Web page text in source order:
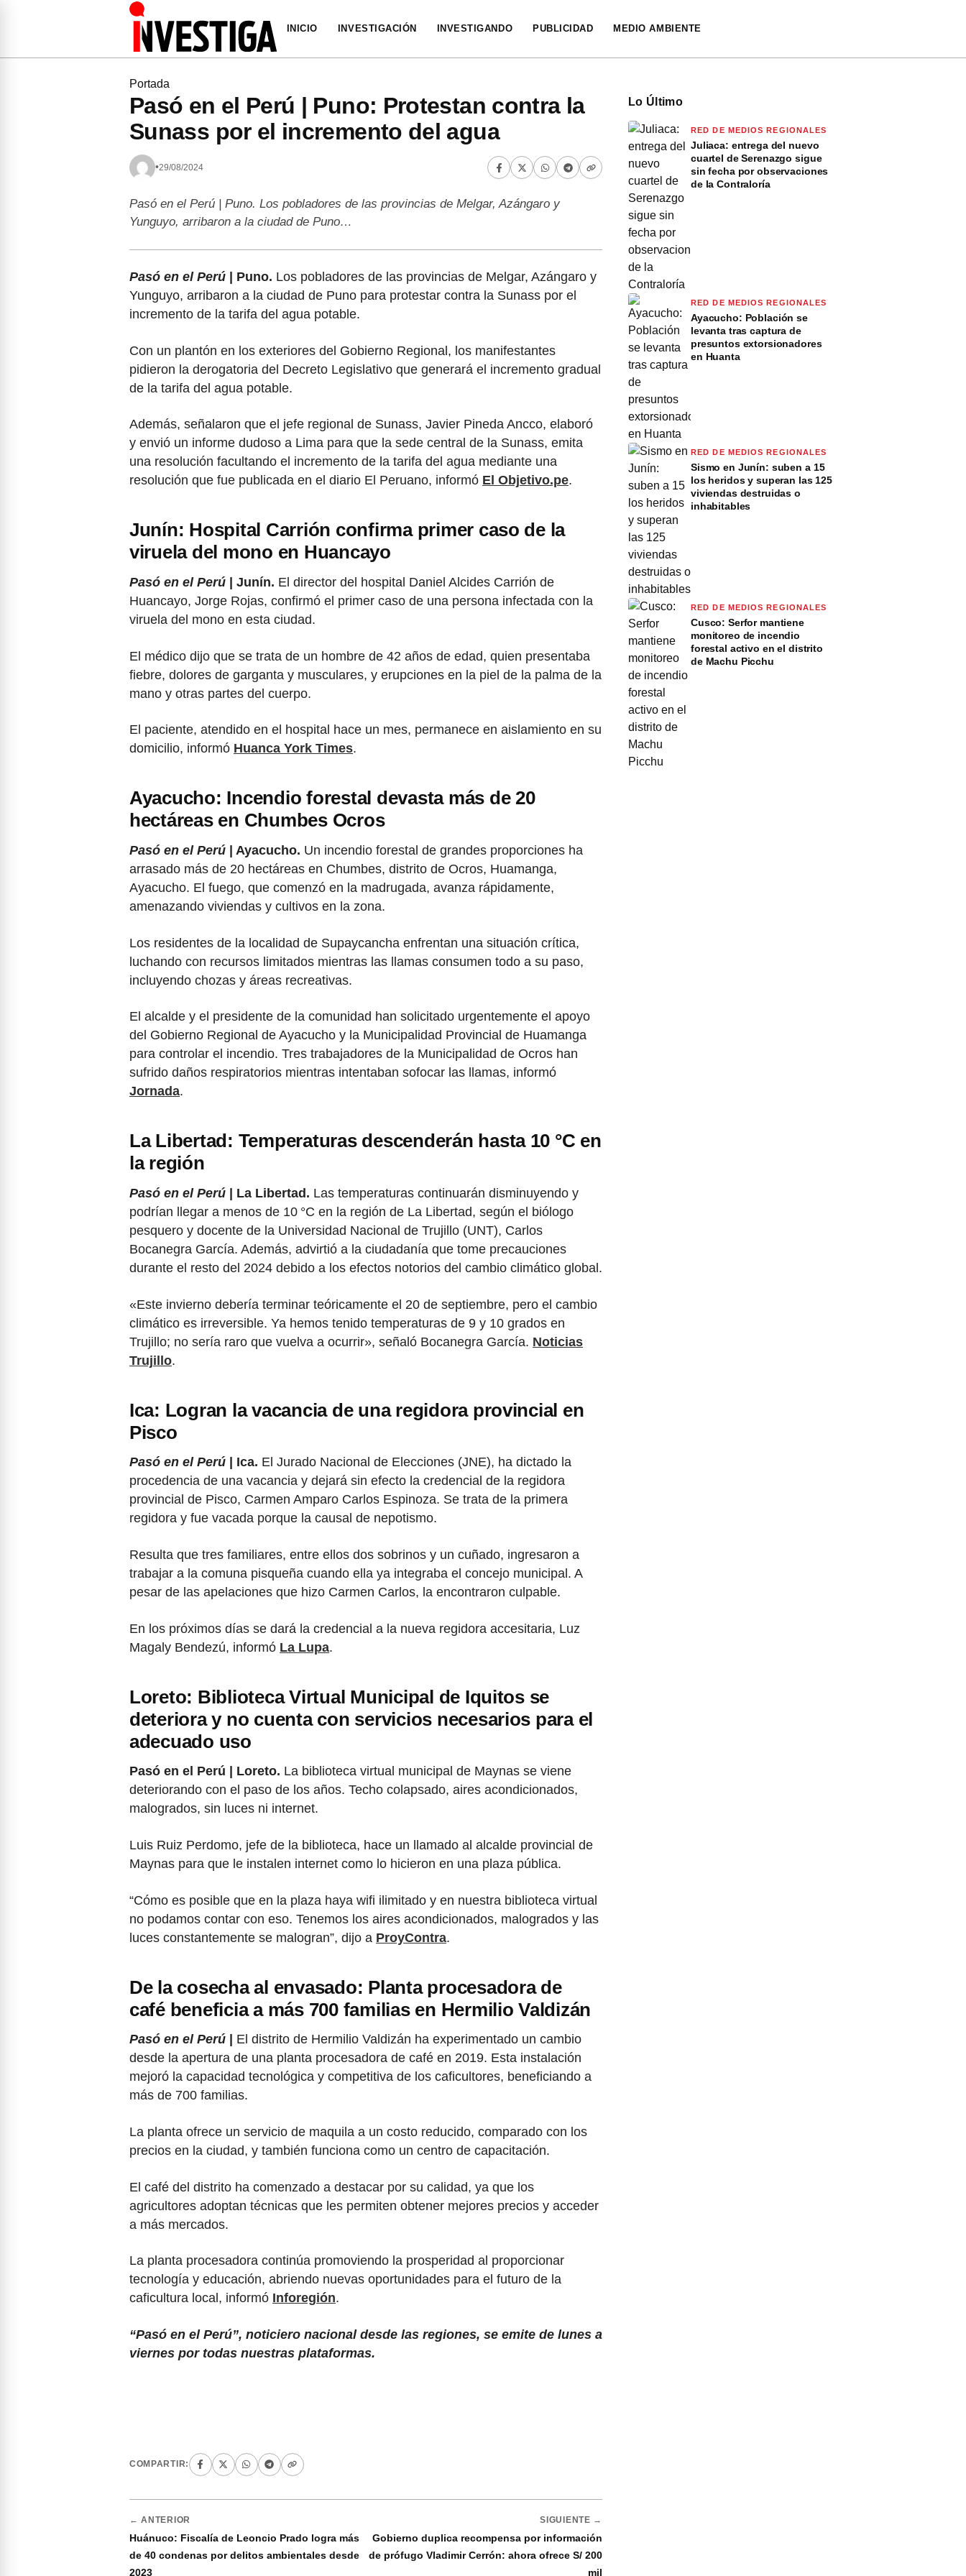
INICIO INVESTIGACIÓN INVESTIGANDO PUBLICIDAD MEDIO AMBIENTE
Portada
Pasó en el Perú | Puno: Protestan contra la
Sunass por el incremento del agua
•29/08/2024
Pasó en el Perú | Puno. Los pobladores de las provincias de Melgar, Azángaro y
Yunguyo, arribaron a la ciudad de Puno…
Pasó en el Perú | Puno. Los pobladores de las provincias de Melgar, Azángaro y
Yunguyo, arribaron a la ciudad de Puno para protestar contra la Sunass por el
incremento de la tarifa del agua potable.
Con un plantón en los exteriores del Gobierno Regional, los manifestantes
pidieron la derogatoria del Decreto Legislativo que generará el incremento gradual
de la tarifa del agua potable.
Además, señalaron que el jefe regional de Sunass, Javier Pineda Ancco, elaboró
y envió un informe dudoso a Lima para que la sede central de la Sunass, emita
una resolución facultando el incremento de la tarifa del agua mediante una
resolución que fue publicada en el diario El Peruano, informó El Objetivo.pe.
Junín: Hospital Carrión confirma primer caso de la
viruela del mono en Huancayo
Pasó en el Perú | Junín. El director del hospital Daniel Alcides Carrión de
Huancayo, Jorge Rojas, confirmó el primer caso de una persona infectada con la
viruela del mono en esta ciudad.
El médico dijo que se trata de un hombre de 42 años de edad, quien presentaba
fiebre, dolores de garganta y musculares, y erupciones en la piel de la palma de la
mano y otras partes del cuerpo.
El paciente, atendido en el hospital hace un mes, permanece en aislamiento en su
domicilio, informó Huanca York Times.
Ayacucho: Incendio forestal devasta más de 20
hectáreas en Chumbes Ocros
Pasó en el Perú | Ayacucho. Un incendio forestal de grandes proporciones ha
arrasado más de 20 hectáreas en Chumbes, distrito de Ocros, Huamanga,
Ayacucho. El fuego, que comenzó en la madrugada, avanza rápidamente,
amenazando viviendas y cultivos en la zona.
Los residentes de la localidad de Supaycancha enfrentan una situación crítica,
luchando con recursos limitados mientras las llamas consumen todo a su paso,
incluyendo chozas y áreas recreativas.
El alcalde y el presidente de la comunidad han solicitado urgentemente el apoyo
del Gobierno Regional de Ayacucho y la Municipalidad Provincial de Huamanga
para controlar el incendio. Tres trabajadores de la Municipalidad de Ocros han
sufrido daños respiratorios mientras intentaban sofocar las llamas, informó
Jornada.
La Libertad: Temperaturas descenderán hasta 10 °C en
la región
Pasó en el Perú | La Libertad. Las temperaturas continuarán disminuyendo y
podrían llegar a menos de 10 °C en la región de La Libertad, según el biólogo
pesquero y docente de la Universidad Nacional de Trujillo (UNT), Carlos
Bocanegra García. Además, advirtió a la ciudadanía que tome precauciones
durante el resto del 2024 debido a los efectos notorios del cambio climático global.
«Este invierno debería terminar teóricamente el 20 de septiembre, pero el cambio
climático es irreversible. Ya hemos tenido temperaturas de 9 y 10 grados en
Trujillo; no sería raro que vuelva a ocurrir», señaló Bocanegra García. Noticias
Trujillo.
Ica: Logran la vacancia de una regidora provincial en
Pisco
Pasó en el Perú | Ica. El Jurado Nacional de Elecciones (JNE), ha dictado la
procedencia de una vacancia y dejará sin efecto la credencial de la regidora
provincial de Pisco, Carmen Amparo Carlos Espinoza. Se trata de la primera
regidora y fue vacada porque la causal de nepotismo.
Resulta que tres familiares, entre ellos dos sobrinos y un cuñado, ingresaron a
trabajar a la comuna pisqueña cuando ella ya integraba el concejo municipal. A
pesar de las apelaciones que hizo Carmen Carlos, la encontraron culpable.
En los próximos días se dará la credencial a la nueva regidora accesitaria, Luz
Magaly Bendezú, informó La Lupa.
Loreto: Biblioteca Virtual Municipal de Iquitos se
deteriora y no cuenta con servicios necesarios para el
adecuado uso
Pasó en el Perú | Loreto. La biblioteca virtual municipal de Maynas se viene
deteriorando con el paso de los años. Techo colapsado, aires acondicionados,
malogrados, sin luces ni internet.
Luis Ruiz Perdomo, jefe de la biblioteca, hace un llamado al alcalde provincial de
Maynas para que le instalen internet como lo hicieron en una plaza pública.
“Cómo es posible que en la plaza haya wifi ilimitado y en nuestra biblioteca virtual
no podamos contar con eso. Tenemos los aires acondicionados, malogrados y las
luces constantemente se malogran”, dijo a ProyContra.
De la cosecha al envasado: Planta procesadora de
café beneficia a más 700 familias en Hermilio Valdizán
Pasó en el Perú
El distrito de Hermilio Valdizán ha experimentado un cambio
desde la apertura de una planta procesadora de café en 2019. Esta instalación
mejoró la capacidad tecnológica y competitiva de los caficultores, beneficiando a
más de 700 familias.
La planta ofrece un servicio de maquila a un costo reducido, comparado con los
precios en la ciudad, y también funciona como un centro de capacitación.
El café del distrito ha comenzado a destacar por su calidad, ya que los
agricultores adoptan técnicas que les permiten obtener mejores precios y acceder
a más mercados.
La planta procesadora continúa promoviendo la prosperidad al proporcionar
tecnología y educación, abriendo nuevas oportunidades para el futuro de la
caficultura local, informó Inforegión.
“Pasó en el Perú”, noticiero nacional desde las regiones, se emite de lunes a
viernes por todas nuestras plataformas.
COMPARTIR:
← ANTERIOR
Huánuco: Fiscalía de Leoncio Prado logra más
de 40 condenas por delitos ambientales desde
2023
SIGUIENTE →
Gobierno duplica recompensa por información
de prófugo Vladimir Cerrón: ahora ofrece S/ 200
mil
Lo Último
RED DE MEDIOS REGIONALES
Juliaca: entrega del nuevo
cuartel de Serenazgo sigue
sin fecha por observaciones
de la Contraloría
RED DE MEDIOS REGIONALES
Ayacucho: Población se
levanta tras captura de
presuntos extorsionadores
en Huanta
RED DE MEDIOS REGIONALES
Sismo en Junín: suben a 15
los heridos y superan las 125
viviendas destruidas o
inhabitables
RED DE MEDIOS REGIONALES
Cusco: Serfor mantiene
monitoreo de incendio
forestal activo en el distrito
de Machu Picchu